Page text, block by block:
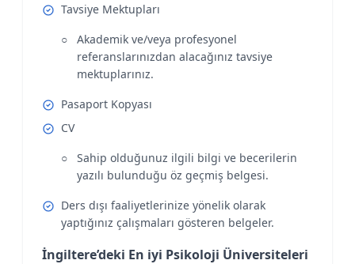
Tavsiye Mektupları
Akademik ve/veya profesyonel
referanslarınızdan alacağınız tavsiye
mektuplarınız.
Pasaport Kopyası
CV
Sahip olduğunuz ilgili bilgi ve becerilerin
yazılı bulunduğu öz geçmiş belgesi.
Ders dışı faaliyetlerinize yönelik olarak
yaptığınız çalışmaları gösteren belgeler.
İngiltere’deki En iyi Psikoloji Üniversiteleri